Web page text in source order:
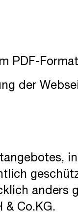
PDF-Format
der
anders
& Co.KG.